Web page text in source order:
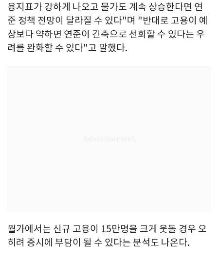
용지표가 강하게 나오고 물가도 계속 상승한다면 연
준 정책 전망이 달라질 수 있다"며 "반대로 고용이 예
상보다 약하면 연준이 긴축으로 선회할 수 있다는 우
려를 완화할 수 있다"고 말했다.
월가에서는 신규 고용이 15만명을 크게 웃돌 경우 오
히려 증시에 부담이 될 수 있다는 분석도 나온다.